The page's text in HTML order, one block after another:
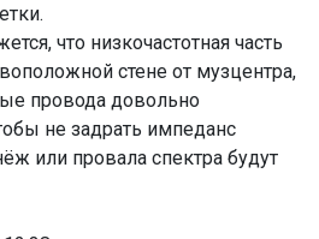
что низкочастотная часть
стене от музцентра,
провода довольно
не задрать импеданс
или провала спектра будут